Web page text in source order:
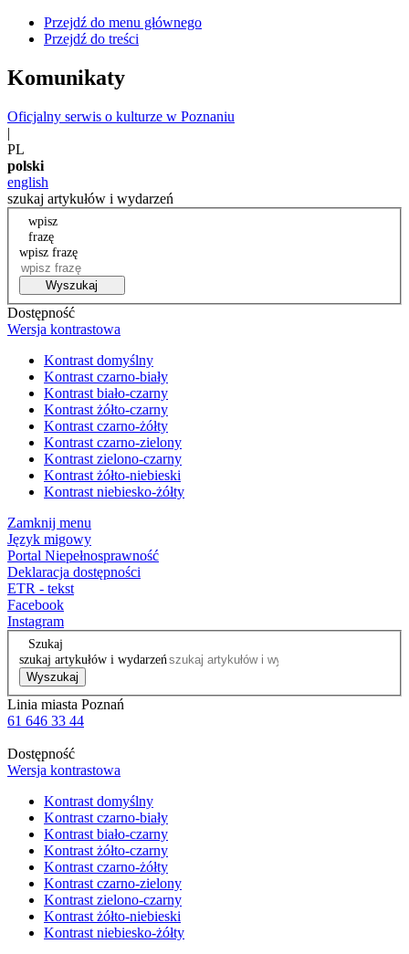
Przejdź do menu głównego
Przejdź do treści
Komunikaty
Oficjalny serwis o kulturze w Poznaniu
|
PL
polski
english
szukaj artykułów i wydarzeń
wpisz
frazę
wpisz frazę
Wyszukaj
Dostępność
Wersja kontrastowa
Kontrast domyślny
Kontrast czarno-biały
Kontrast biało-czarny
Kontrast żółto-czarny
Kontrast czarno-żółty
Kontrast czarno-zielony
Kontrast zielono-czarny
Kontrast żółto-niebieski
Kontrast niebiesko-żółty
Zamknij menu
Język migowy
Portal Niepełnosprawność
Deklaracja dostępności
ETR - tekst
Facebook
Instagram
Szukaj
szukaj artykułów i wydarzeń
Wyszukaj
Linia miasta Poznań
61 646 33 44
Dostępność
Wersja kontrastowa
Kontrast domyślny
Kontrast czarno-biały
Kontrast biało-czarny
Kontrast żółto-czarny
Kontrast czarno-żółty
Kontrast czarno-zielony
Kontrast zielono-czarny
Kontrast żółto-niebieski
Kontrast niebiesko-żółty